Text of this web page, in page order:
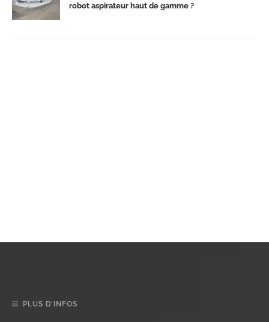
robot aspirateur haut de gamme ?
PLUS D’INFOS